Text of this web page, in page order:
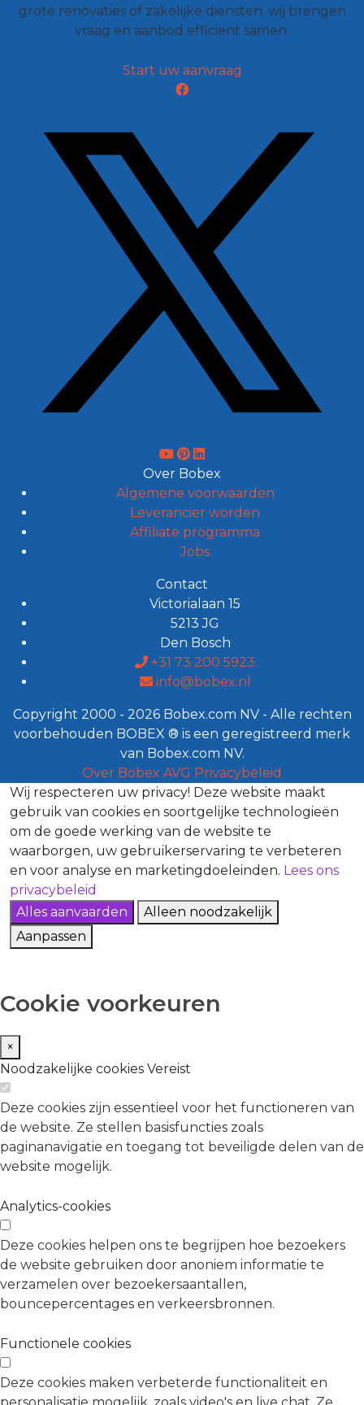
grote renovaties of zakelijke diensten: wij brengen
vraag en aanbod efficiënt samen.
Start uw aanvraag
Over Bobex
Algemene voorwaarden
Leverancier worden
Affiliate programma
Jobs
Contact
Victorialaan 15
5213 JG
Den Bosch
+31 73 200 5923
info@bobex.nl
Copyright 2000 - 2026 Bobex.com NV - Alle rechten
voorbehouden BOBEX ® is een geregistreerd merk
van Bobex.com NV.
Over Bobex AVG Privacybeleid
Wij respecteren uw privacy! Deze website maakt
gebruik van cookies en soortgelijke technologieën
om de goede werking van de website te
waarborgen, uw gebruikerservaring te verbeteren
en voor analyse en marketingdoeleinden. Lees ons
privacybeleid
Alles aanvaarden
Alleen noodzakelijk
Aanpassen
Cookie voorkeuren
×
Noodzakelijke cookies Vereist
Deze cookies zijn essentieel voor het functioneren van
de website. Ze stellen basisfuncties zoals
paginanavigatie en toegang tot beveiligde delen van de
website mogelijk.
Analytics-cookies
Deze cookies helpen ons te begrijpen hoe bezoekers
de website gebruiken door anoniem informatie te
verzamelen over bezoekersaantallen,
bouncepercentages en verkeersbronnen.
Functionele cookies
Deze cookies maken verbeterde functionaliteit en